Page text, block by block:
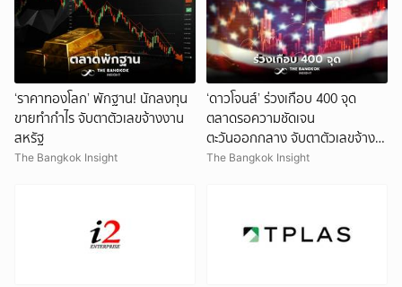
‘ราคาทองโลก’ พักฐาน! นักลงทุน
ขายทำกำไร จับตาตัวเลขจ้างงาน
สหรัฐ
The Bangkok Insight
‘ดาวโจนส์’ ร่วงเกือบ 400 จุด
ตลาดรอความชัดเจน
ตะวันออกกลาง จับตาตัวเลขจ้าง
งานสหรัฐ
The Bangkok Insight